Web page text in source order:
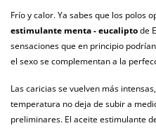
Frío y calor. Ya sabes que los polos
estimulante menta - eucaliptode
sensaciones que en principio
el sexo se complementan a la
Las caricias se vuelven más
temperatura no deja de subir a
preliminares. El aceite estimulante